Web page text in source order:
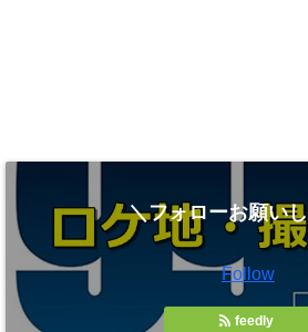
＼フォローお願い
Follow
feedly